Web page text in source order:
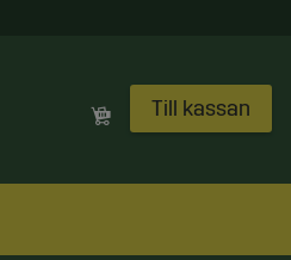
Till kassan